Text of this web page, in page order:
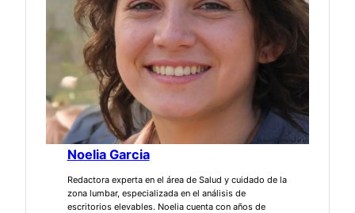
Noelia Garcia
Redactora experta en el área de Salud y cuidado de la
zona lumbar, especializada en el análisis de
escritorios elevables. Noelia cuenta con años de